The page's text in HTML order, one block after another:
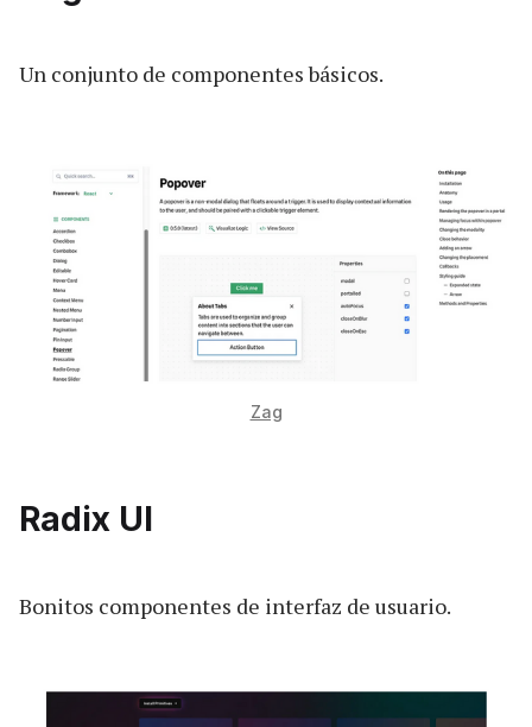
Un conjunto de componentes básicos.
Zag
Radix UI
Bonitos componentes de interfaz de usuario.